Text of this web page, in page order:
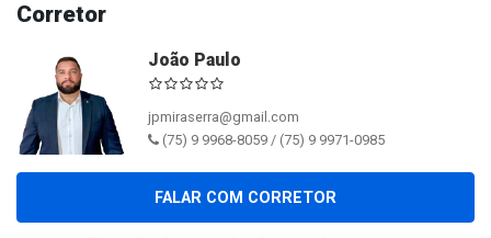
Corretor
João Paulo
jpmiraserra@gmail.com
(75) 9 9968-8059 / (75) 9 9971-0985
FALAR COM CORRETOR